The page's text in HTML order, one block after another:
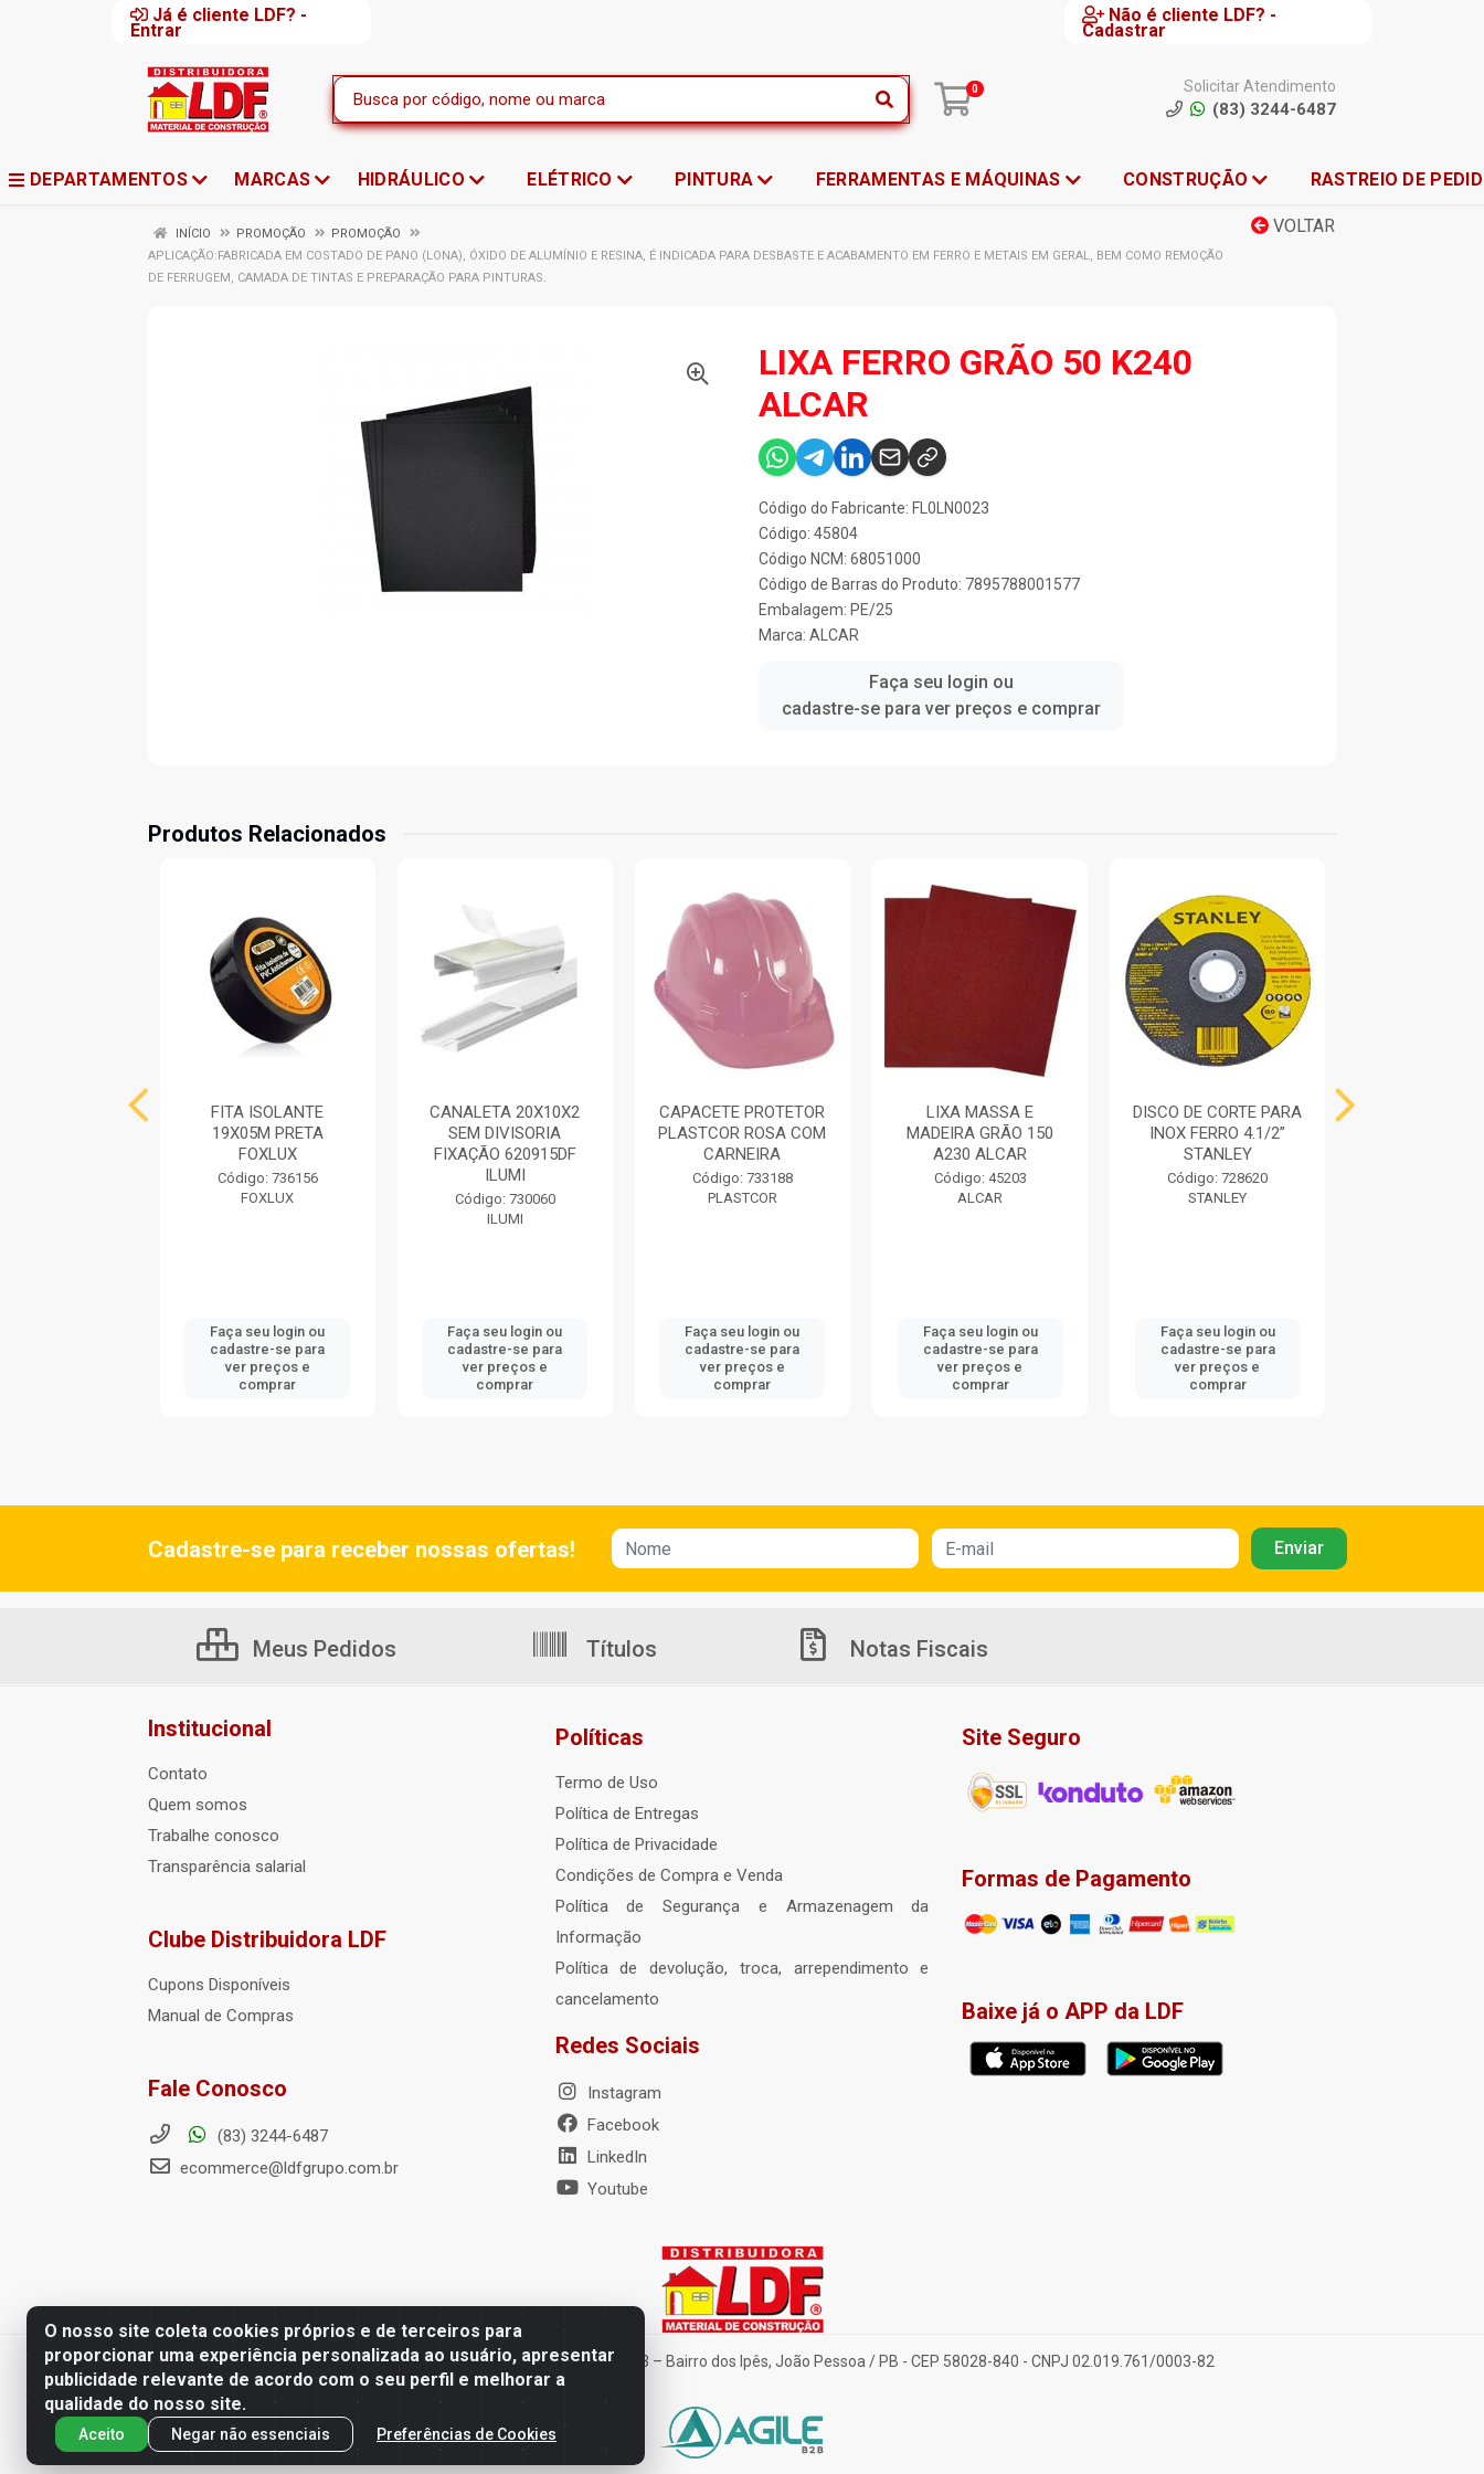
Já é cliente LDF? -
Entrar
Não é cliente LDF? -
Cadastrar
0 Solicitar Atendimento
(83) 3244-6487
DEPARTAMENTOS MARCAS HIDRÁULICO ELÉTRICO PINTURA FERRAMENTAS E MÁQUINAS CONSTRUÇÃO RASTREIO DE
VOLTAR
INÍCIO PROMOÇÃO
PROMOÇÃO
APLICAÇÃO:FABRICADA EM COSTADO DE PANO (LONA), ÓXIDO DE ALUMÍNIO E RESINA, É INDICADA PARA DESBASTE E ACABAMENTO EM FERRO E METAIS EM GERAL, BEM COMO REMOÇÃO
DE FERRUGEM, CAMADA DE TINTAS E PREPARAÇÃO PARA PINTURAS.
LIXA FERRO GRÃO 50 K240
ALCAR
Código do Fabricante: FL0LN0023
Código: 45804
Código NCM: 68051000
Código de Barras do Produto: 7895788001577
Embalagem: PE/25
Marca: ALCAR
Faça seu login ou
cadastre-se para ver preços e comprar
Produtos Relacionados
FITA ISOLANTE
19X05M PRETA
FOXLUX
Código: 736156
FOXLUX
Faça seu login ou
cadastre-se para
ver preços e
comprar
CANALETA 20X10X2
SEM DIVISORIA
FIXAÇÃO 620915DF
ILUMI
Código: 730060
ILUMI
Faça seu login ou
cadastre-se para
ver preços e
comprar
CAPACETE PROTETOR
PLASTCOR ROSA COM
CARNEIRA
Código: 733188
PLASTCOR
Faça seu login ou
cadastre-se para
ver preços e
comprar
LIXA MASSA E
MADEIRA GRÃO 150
A230 ALCAR
Código: 45203
ALCAR
Faça seu login ou
cadastre-se para
ver preços e
comprar
DISCO DE CORTE PARA
INOX FERRO 4.1/2”
STANLEY
Código: 728620
STANLEY
Faça seu login ou
cadastre-se para
ver preços e
comprar
O nosso site coleta cookies próprios e de terceiros para
proporcionar uma experiência personalizada ao usuário, apresentar
publicidade relevante de acordo com o seu perfil e melhorar a
qualidade do nosso site.
Aceito Negar não essenciais Preferências de Cookies
Cadastre-se para receber nossas ofertas!
Meus Pedidos Títulos Notas Fiscais
Institucional
Contato
Quem somos
Trabalhe conosco
Transparência salarial
Clube Distribuidora LDF
Cupons Disponíveis
Manual de Compras
Fale Conosco
(83) 3244-6487
ecommerce@ldfgrupo.com.br
Políticas
Termo de Uso
Política de Entregas
Política de Privacidade
Condições de Compra e Venda
Política de Segurança e Armazenagem da
Informação
Política de devolução, troca, arrependimento e
cancelamento
Redes Sociais
Instagram
Facebook
LinkedIn
Youtube
Site Seguro
Formas de Pagamento
Baixe já o APP da LDF
Distribuidora LDF - Av. Presidente Tancredo Neves, 203 – Bairro dos Ipês, João Pessoa / PB - CEP 58028-840 - CNPJ 02.019.761/0003-82